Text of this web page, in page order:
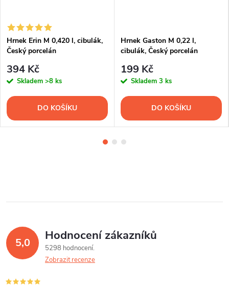
Hrnek Erin M 0,420 l, cibulák,
Český porcelán
394 Kč
Skladem >8 ks
DO KOŠÍKU
Hrnek Gaston M 0,22 l,
cibulák, Český porcelán
199 Kč
Skladem 3 ks
DO KOŠÍKU
5,0 Hodnocení zákazníků
5298 hodnocení
Zobrazit recenze